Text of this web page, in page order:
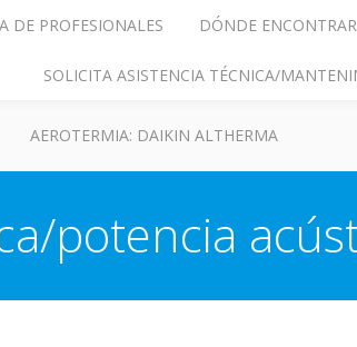
DE PROFESIONALES DÓNDE
SOLICITA ASISTENCIA TÉCNICA/
AEROTERMIA: DAIKIN ALTHERMA
potencia